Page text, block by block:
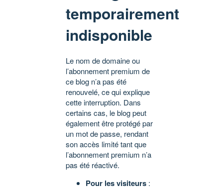
temporairement
indisponible
Le nom de domaine ou
l’abonnement premium de
ce blog n’a pas été
renouvelé, ce qui explique
cette interruption. Dans
certains cas, le blog peut
également être protégé par
un mot de passe, rendant
son accès limité tant que
l’abonnement premium n’a
pas été réactivé.
Pour les visiteurs :